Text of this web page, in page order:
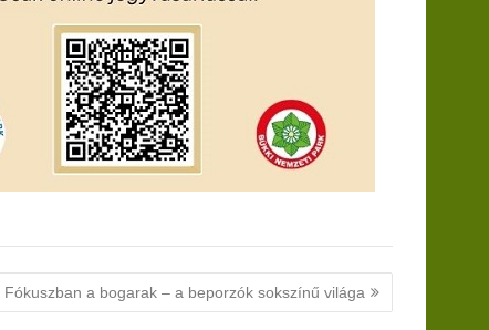
Fókuszban a bogarak – a beporzók sokszínű világa